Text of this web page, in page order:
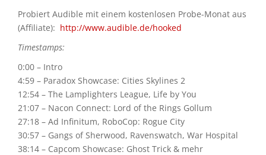
Probiert Audible mit einem kostenlosen Probe-Monat aus
(Affiliate): http://www.audible.de/hooked
Timestamps:
0:00 – Intro
4:59 – Paradox Showcase: Cities Skylines 2
12:54 – The Lamplighters League, Life by You
21:07 – Nacon Connect: Lord of the Rings Gollum
27:18 – Ad Infinitum, RoboCop: Rogue City
30:57 – Gangs of Sherwood, Ravenswatch, War Hospital
38:14 – Capcom Showcase: Ghost Trick & mehr